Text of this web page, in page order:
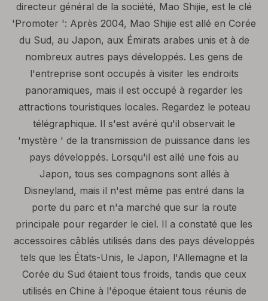
directeur général de la société, Mao Shijie, est le clé
'Promoter ': Après 2004, Mao Shijie est allé en Corée
du Sud, au Japon, aux Émirats arabes unis et à de
nombreux autres pays développés. Les gens de
l'entreprise sont occupés à visiter les endroits
panoramiques, mais il est occupé à regarder les
attractions touristiques locales. Regardez le poteau
télégraphique. Il s'est avéré qu'il observait le
'mystère ' de la transmission de puissance dans les
pays développés. Lorsqu'il est allé une fois au
Japon, tous ses compagnons sont allés à
Disneyland, mais il n'est même pas entré dans la
porte du parc et n'a marché que sur la route
principale pour regarder le ciel. Il a constaté que les
accessoires câblés utilisés dans des pays développés
tels que les États-Unis, le Japon, l'Allemagne et la
Corée du Sud étaient tous froids, tandis que ceux
utilisés en Chine à l'époque étaient tous réunis de